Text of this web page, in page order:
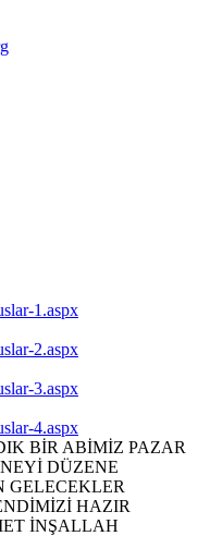
1.aspx
2.aspx
3.aspx
4.aspx
BİR ABİMİZ PAZAR
DÜZENE
GELECEKLER
HAZIR
İNŞALLAH